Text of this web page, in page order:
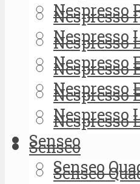
Nespresso
Nespresso
Nespresso
Nespresso
Nespresso
Senseo
Senseo
Nespresso
Nespresso
Nespresso
Nespresso
Nespresso
Senseo
Senseo